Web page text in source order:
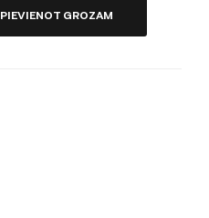
PIEVIENOT GROZAM